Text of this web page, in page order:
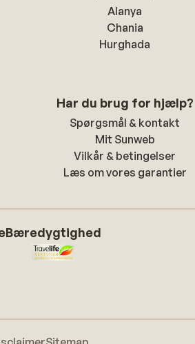
Alanya
Chania
Hurghada
Har du brug for hjælp?
Spørgsmål & kontakt
Mit Sunweb
Vilkår & betingelser
Læs om vores garantier
Bæredygtighed